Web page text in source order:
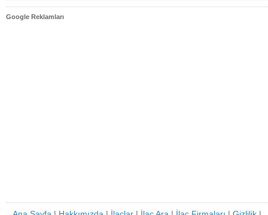
Google Reklamları